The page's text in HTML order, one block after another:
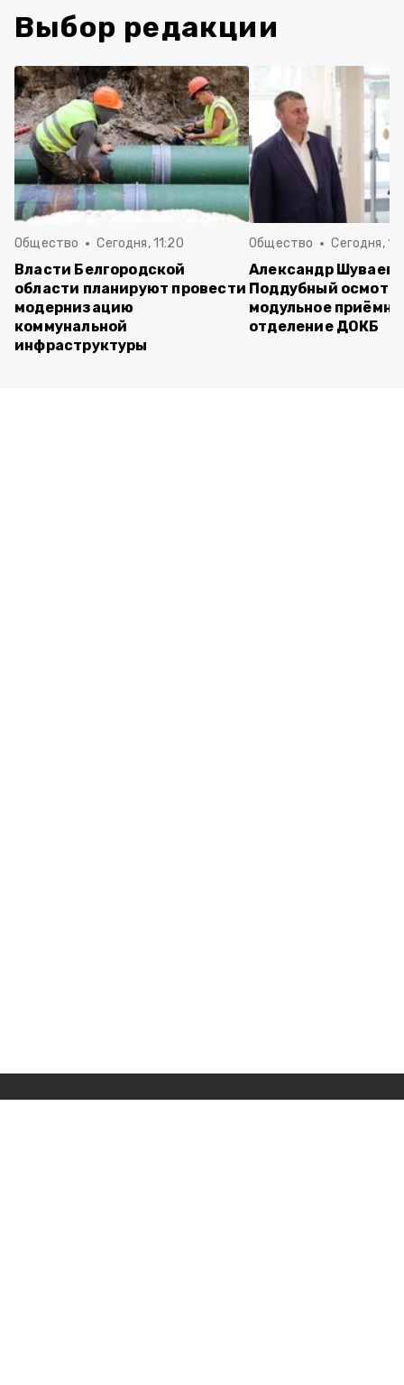
Выбор редакции
Общество Сегодня, 11:20
Власти Белгородской
области планируют провести
модернизацию
коммунальной
инфраструктуры
Общество Сегодня,
Александр Шуваев
Поддубный
модульное
отделение ДОКБ